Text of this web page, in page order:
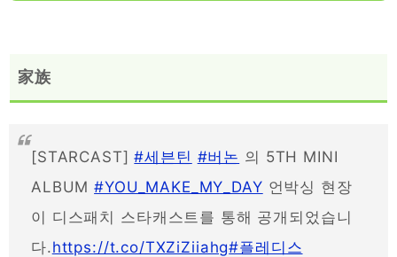
家族
[STARCAST]#세븐틴 #버논 의 5TH MINI
ALBUM#YOU_MAKE_MY_DAY 언박싱 현장
이 디스패치 스타캐스트를 통해 공개되었습니
다.https://t.co/TXZiZiiahg#플레디스